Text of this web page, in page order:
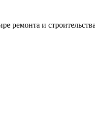
ремонта и